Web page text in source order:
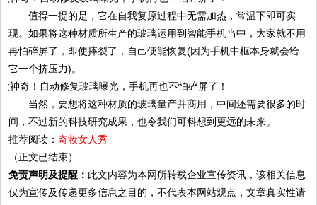
值得一提的是，它在自我复原过程中无需加热，常温下即可实
现。如果将这种材质所生产的玻璃运用到智能手机当中，大家就不用
再怕碎屏了，即使摔裂了，自己便能恢复(因为手机中框本身就会给
它一个挤压力)。
当然，要想将这种材质的玻璃量产并商用，中间还需要很多的时
间，不过新的科技研究成果，也令我们可料想到更远的未来。
推荐阅读：奇妆女人秀
（正文已结束）
免责声明及提醒： 此文内容为本网所转载企业宣传资讯，该相关信息
仅为宣传及传递更多信息之目的，不代表本网站观点，文章真实性请